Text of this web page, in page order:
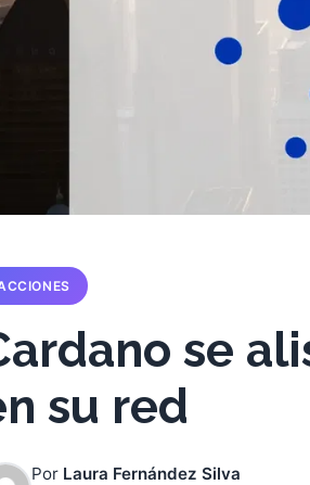
se
su red
Por Laura Fernández Silva